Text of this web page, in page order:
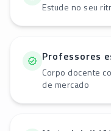
Estude no seu
Professores
Corpo docente
de mercado